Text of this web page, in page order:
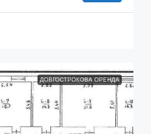
ДОВГОСТРОКОВА ОРЕНДА